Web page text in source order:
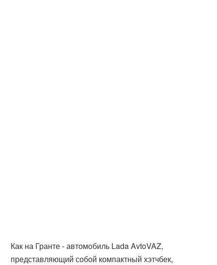
Как на Гранте - автомобиль Lada AvtoVAZ,
представляющий собой компактный хэтчбек,